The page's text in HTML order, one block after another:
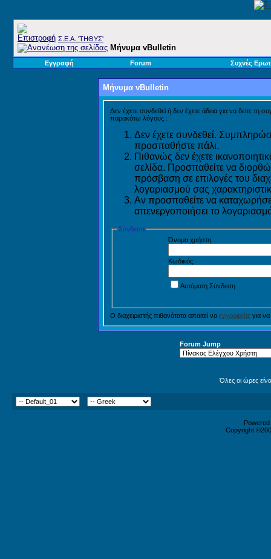
Σ.E.A. 'ΤΗΘΥΣ'
Μήνυμα vBulletin
Εγγραφή Forum Συχνές
Μήνυμα vBulletin
Δεν έχετε συνδεθεί ή δεν έχετε άδεια για να δείτε τη
παρακάτω λόγους :
Δεν έχετε συνδεθεί.
προσπαθήστε πάλι.
Πιθανώς δεν έχετε
σελίδα. Προσπαθείτε να
πρόσβαση σε επιλογές του
λογαριασμού σας
Αν προσπαθείτε να
απενεργοποιήσει το
Σύνδεση
Όνομα χρήστη:
Κωδικός:
Αυτόματη Σύνδεση
Ο διαχειριστής πιθανότατα απαιτεί να εγγραφείτε για
Forum Jump
Όλες οι ώρες
Copyright